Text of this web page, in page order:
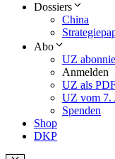
Dossiers
China
Abo
UZ
Anmelden
UZ als
UZ vom 7.
Spenden
Shop
DKP